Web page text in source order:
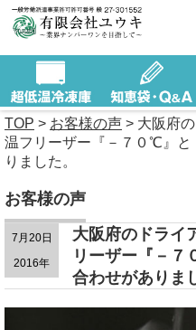
TOP > お客様の声 > 大阪府
温フリーザー『－７０℃』
りました。
お客様の声
7月20日
2016年
大阪府のドライ
リーザー『－
合わせがありま